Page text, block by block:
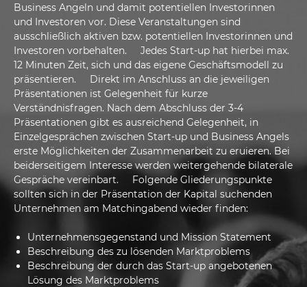
Business Angeln und damit potentiellen Investorinnen
und Investoren vor. Diese Veranstaltungen sind
ausschließlich aktiven bzw. potentiellen Investorinnen und
Investoren vorbehalten. Jedes Start-up hat hierbei max.
12 Minuten Zeit, sich und das eigene Geschäftsmodell zu
präsentieren. Direkt im Anschluss an die jeweiligen
Präsentationen ist Gelegenheit für kurze
Verständnisfragen. Nach dem Abschluss der 3-4
Präsentationen gibt es ausreichend Gelegenheit, in
Einzelgesprächen zwischen Start-up und Business Angels
erste Möglichkeiten der Zusammenarbeit zu eruieren. Bei
beiderseitigem Interesse werden weitergehende bilaterale
Gespräche vereinbart. Folgende Gliederungspunkte
sollten sich in der Präsentation der Kapital suchenden
Unternehmen am Matchingabend wieder finden:
Unternehmensgegenstand und Mission Statement
Beschreibung des zu lösenden Marktproblems
Beschreibung der durch das Start-up angebotenen
Lösung des Marktproblems